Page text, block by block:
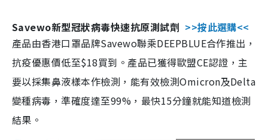
Savewo新型冠狀病毒快速抗原測試劑 >>按此選購<<
產品由香港口罩品牌Savewo聯乘DEEPBLUE合作推出，
抗疫優惠價低至$18買到。產品已獲得歐盟CE認證，主
要以採集鼻液樣本作檢測，能有效檢測Omicron及Delta
變種病毒，準確度達至99%，最快15分鐘就能知道檢測
結果。